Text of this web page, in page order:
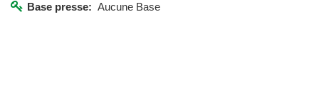
Base presse: Aucune Base